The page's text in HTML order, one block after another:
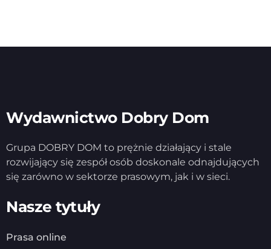
Wydawnictwo Dobry Dom
Grupa DOBRY DOM to prężnie działający i stale
rozwijający się zespół osób doskonale odnajdujących
się zarówno w sektorze prasowym, jak i w sieci.
Nasze tytuły
Prasa online